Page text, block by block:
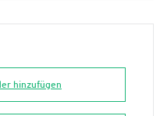
hinzufügen